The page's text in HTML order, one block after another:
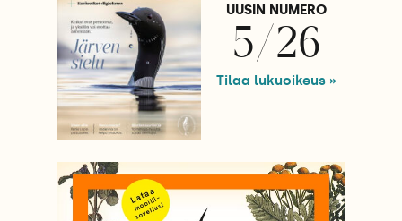
UUSIN NUMERO
5/26
Tilaa lukuoikeus »